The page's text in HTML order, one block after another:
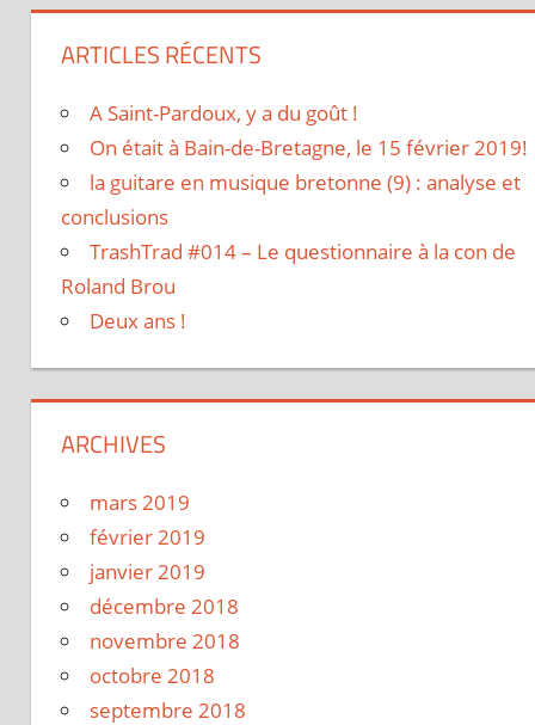
ARTICLES RÉCENTS
A Saint-Pardoux, y a du goût !
On était à Bain-de-Bretagne, le 15 février 2019!
la guitare en musique bretonne (9) : analyse et
conclusions
TrashTrad #014 – Le questionnaire à la con de
Roland Brou
Deux ans !
ARCHIVES
mars 2019
février 2019
janvier 2019
décembre 2018
novembre 2018
octobre 2018
septembre 2018